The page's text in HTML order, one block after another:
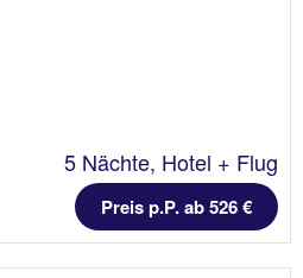
5 Nächte, Hotel + Flug
Preis p.P. ab 526 €